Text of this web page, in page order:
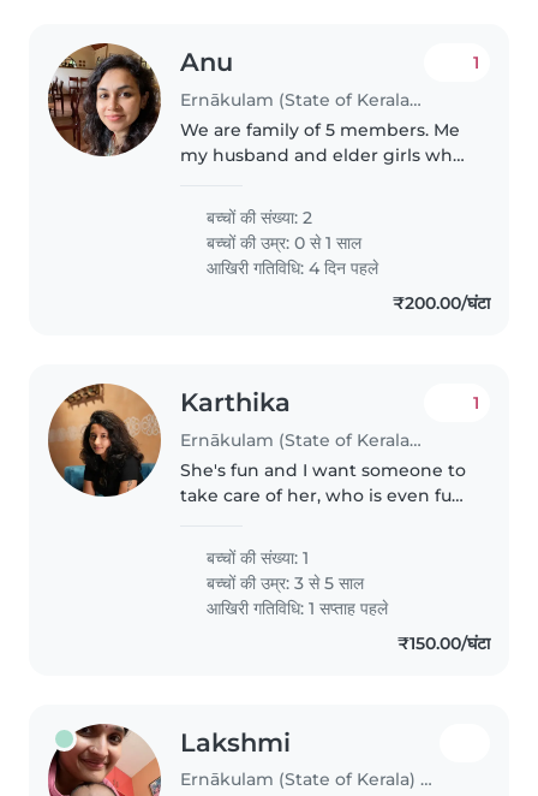
Anu
Ernākulam (State of Kerala) में बेबीसिटिंग की नौकरी
1
We are family of 5 members. Me
my husband and elder girls who
twins. They are 10 months old.
बच्चों की संख्या: 2
बच्चों की उम्र:0 से 1 साल
आखिरी गतिविधि: 4 दिन पहले
₹200.00/घंटा
Karthika
Ernākulam (State of Kerala) में बेबीसिटिंग की नौकरी
1
She's fun and I want someone to
take care of her, who is even fun.
a beautiful time at home.
बच्चों की संख्या: 1
बच्चों की उम्र:3 से 5 साल
आखिरी गतिविधि: 1 सप्ताह पहले
₹150.00/घंटा
Lakshmi
Ernākulam (State of Kerala) में बेबीसिटिंग की नौकरी